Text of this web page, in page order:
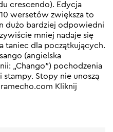
crescendo). Edycja
wersetów zwiększa to
dużo bardziej odpowiedni
mniej nadaje się
taniec dla początkujących.
(angielska
„Chango”) pochodzenia
Stopy nie unoszą
Kliknij